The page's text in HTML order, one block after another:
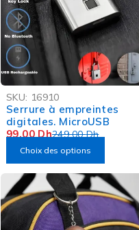
OFFRE FLASH
SKU: 16910
Serrure à empreintes
digitales. MicroUSB
249,00Dh
99,00 Dh
Choix des options